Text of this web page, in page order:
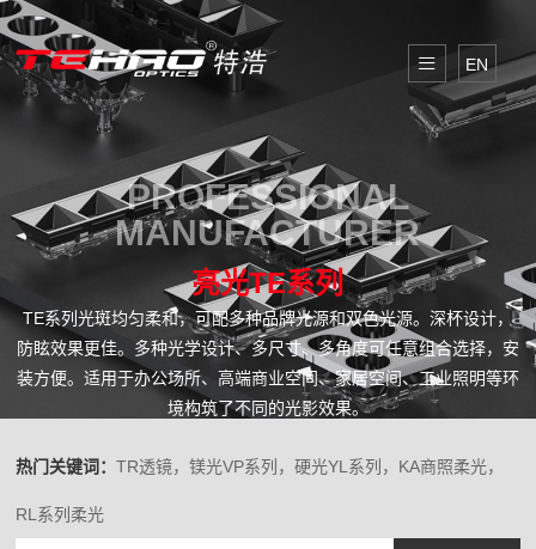
EN
PROFESSIONAL
MANUFACTURER
亮光TE系列
TE系列光斑均匀柔和，可配多种品牌光源和双色光源。深杯设计，
防眩效果更佳。多种光学设计、多尺寸、多角度可任意组合选择，安
装方便。适用于办公场所、高端商业空间、家居空间、工业照明等环
境构筑了不同的光影效果。
热门关键词：TR透镜，镁光VP系列，硬光YL系列，KA商照柔光，
RL系列柔光